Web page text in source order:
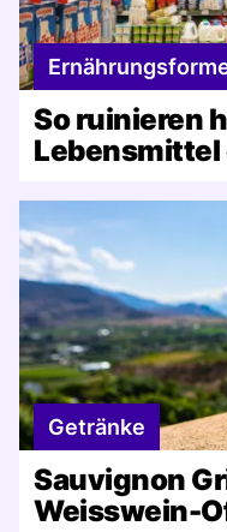
So ruinieren
Lebensmittel
Getränke
Sauvignon
Weisswein-